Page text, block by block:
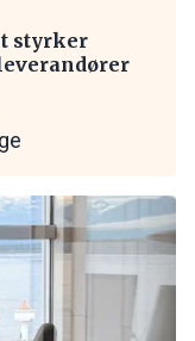
styrker